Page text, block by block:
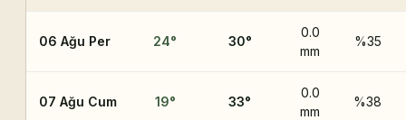
06 Ağu Per 24° 30°
0.0
mm
%35
07 Ağu Cum 19° 33°
0.0
mm
%38